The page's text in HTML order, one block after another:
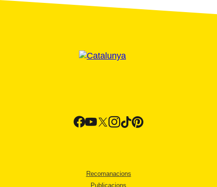
Recomanacions
Publicacions